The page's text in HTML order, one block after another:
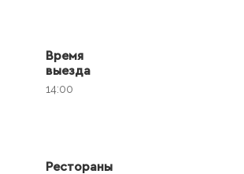
Время
выезда
14:00
Рестораны